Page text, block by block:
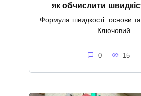
як обчислити
Формула швидкості: основи
Ключовий
0 15